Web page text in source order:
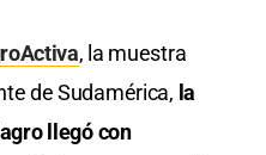
, la muestra
de Sudamérica, la
llegó con